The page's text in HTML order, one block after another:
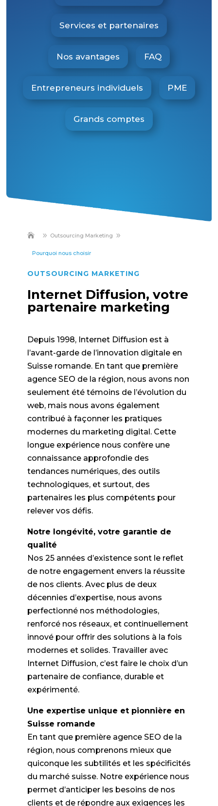
Services et partenaires
Nos avantages FAQ
Entrepreneurs individuels PME
Grands comptes
9 Outsourcing Marketing 9
Pourquoi nous choisir
OUTSOURCING MARKETING
Internet Diffusion, votre
partenaire marketing
Depuis 1998, Internet Diffusion est à
l’avant-garde de l’innovation digitale en
Suisse romande. En tant que première
agence SEO de la région, nous avons non
seulement été témoins de l’évolution du
web, mais nous avons également
contribué à façonner les pratiques
modernes du marketing digital. Cette
longue expérience nous confère une
connaissance approfondie des
tendances numériques, des outils
technologiques, et surtout, des
partenaires les plus compétents pour
relever vos défis.
Notre longévité, votre garantie de
qualité
Nos 25 années d’existence sont le reflet
de notre engagement envers la réussite
de nos clients. Avec plus de deux
décennies d’expertise, nous avons
perfectionné nos méthodologies,
renforcé nos réseaux, et continuellement
innové pour offrir des solutions à la fois
modernes et solides. Travailler avec
Internet Diffusion, c’est faire le choix d’un
partenaire de confiance, durable et
expérimenté.
Une expertise unique et pionnière en
Suisse romande
En tant que première agence SEO de la
région, nous comprenons mieux que
quiconque les subtilités et les spécificités
du marché suisse. Notre expérience nous
permet d’anticiper les besoins de nos
clients et de répondre aux exigences les